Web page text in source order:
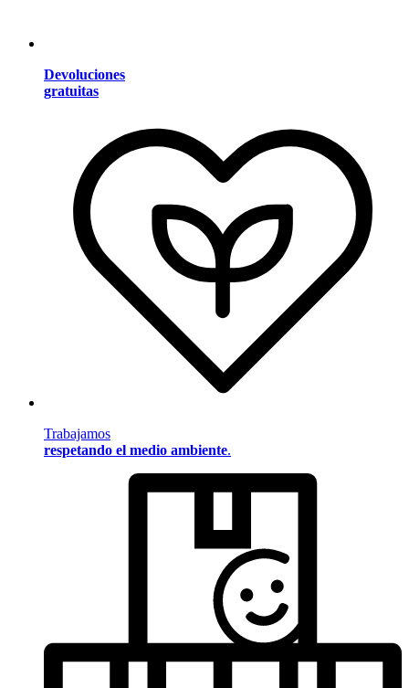
Devoluciones
gratuitas
Trabajamos
respetando el medio ambiente.